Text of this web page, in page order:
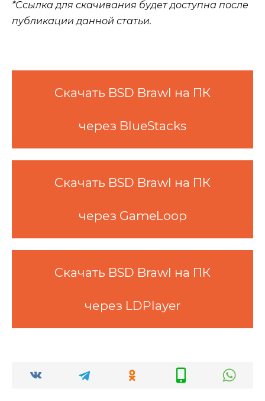
*Ссылка для скачивания будет доступна после
публикации данной статьи.
Скачать BSD Brawl на ПК
через BlueStacks
Скачать BSD Brawl на ПК
через GameLoop
Скачать BSD Brawl на ПК
через LDPlayer